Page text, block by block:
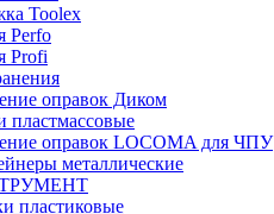
Toolex
Perfo
Profi
оправок Диком
пластмассовые
оправок LOCOMA для ЧПУ
металлические
пластиковые